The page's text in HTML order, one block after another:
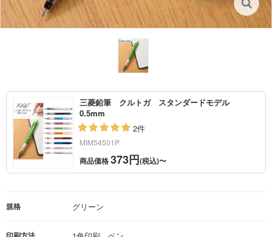
三菱鉛筆 クルトガ スタンダードモデル
0.5mm
2件
MIM54501P
商品価格373円(税込)〜
規格 グリーン